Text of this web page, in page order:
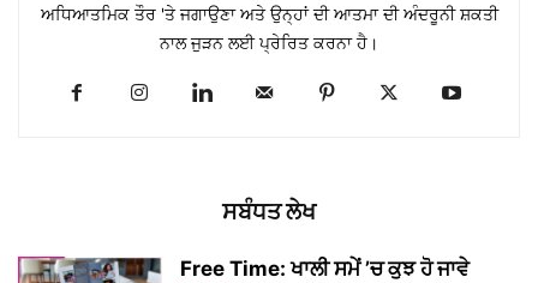
ਅਧਿਆਤਮਿਕ ਤੌਰ 'ਤੇ ਜਗਾਉਣਾ ਅਤੇ ਉਨ੍ਹਾਂ ਦੀ ਆਤਮਾ ਦੀ ਅੰਦਰੂਨੀ ਸ਼ਕਤੀ
ਨਾਲ ਜੁੜਨ ਲਈ ਪ੍ਰੇਰਿਤ ਕਰਨਾ ਹੈ।
ਸਬੰਧਤ ਲੇਖ
Free Time: ਖਾਲੀ ਸਮੇਂ ’ਚ ਕੁਝ ਹੋ ਜਾਵੇ